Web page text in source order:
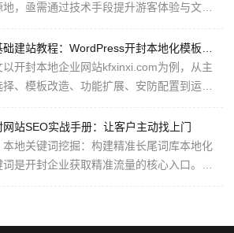
地，亟需通过技术手段提升游客体验与文化
效能。以下是开封文旅企业网站应具备的五
心功能模块，结合政策导向与技术···
零基础建站教程：WordPress开封本地化模板应用
以开封本地企业网站kfxinxi.com为例，从主
择、模板改造、功能扩展、安防配置到运营
，提供一站式建站指南，助力打造兼具本地
特色与高效性能的企业官网。一、···
网站SEO实战手册：让客户主动找上门
本地关键词挖掘：构建精准长尾词库本地化
词是开封企业获取精准流量的核心入口。需
“开封+行业+需求场景”构建长尾词矩阵，结合